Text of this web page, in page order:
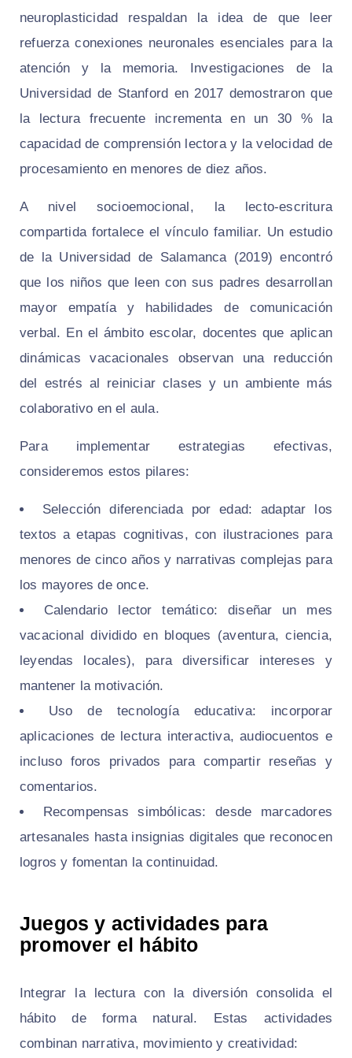
neuroplasticidad respaldan la idea de que leer
refuerza conexiones neuronales esenciales para la
atención y la memoria. Investigaciones de la
Universidad de Stanford en 2017 demostraron que
la lectura frecuente incrementa en un 30 % la
capacidad de comprensión lectora y la velocidad de
procesamiento en menores de diez años.
A nivel socioemocional, la lecto-escritura
compartida fortalece el vínculo familiar. Un estudio
de la Universidad de Salamanca (2019) encontró
que los niños que leen con sus padres desarrollan
mayor empatía y habilidades de comunicación
verbal. En el ámbito escolar, docentes que aplican
dinámicas vacacionales observan una reducción
del estrés al reiniciar clases y un ambiente más
colaborativo en el aula.
Para implementar estrategias efectivas,
consideremos estos pilares:
Selección diferenciada por edad: adaptar los
textos a etapas cognitivas, con ilustraciones para
menores de cinco años y narrativas complejas para
los mayores de once.
Calendario lector temático: diseñar un mes
vacacional dividido en bloques (aventura, ciencia,
leyendas locales), para diversificar intereses y
mantener la motivación.
Uso de tecnología educativa: incorporar
aplicaciones de lectura interactiva, audiocuentos e
incluso foros privados para compartir reseñas y
comentarios.
Recompensas simbólicas: desde marcadores
artesanales hasta insignias digitales que reconocen
logros y fomentan la continuidad.
Juegos y actividades para
promover el hábito
Integrar la lectura con la diversión consolida el
hábito de forma natural. Estas actividades
combinan narrativa, movimiento y creatividad: